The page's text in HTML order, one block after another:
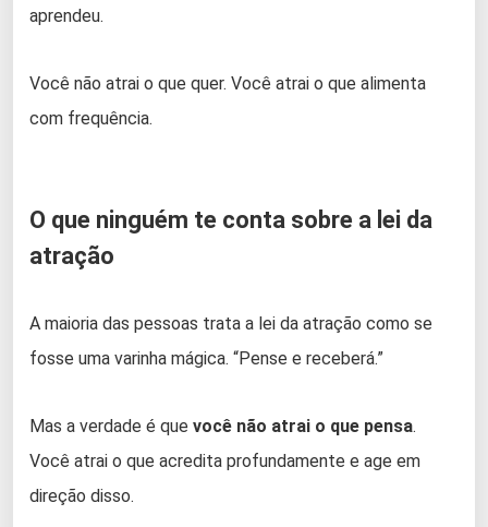
aprendeu.
Você não atrai o que quer. Você atrai o que alimenta
com frequência.
O que ninguém te conta sobre a lei da
atração
A maioria das pessoas trata a lei da atração como se
fosse uma varinha mágica. “Pense e receberá.”
Mas a verdade é que você não atrai o que pensa.
Você atrai o que acredita profundamente e age em
direção disso.